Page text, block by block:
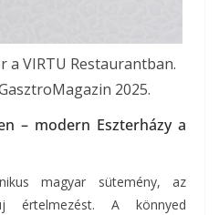
a VIRTU Restaurantban.
2025.
– modern Eszterházy a
magyar sütemény, az
értelmezést. A könnyed